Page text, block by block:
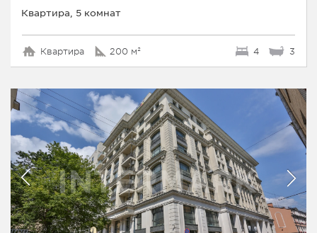
Квартира, 5 комнат
Квартира 200 м² 4 3